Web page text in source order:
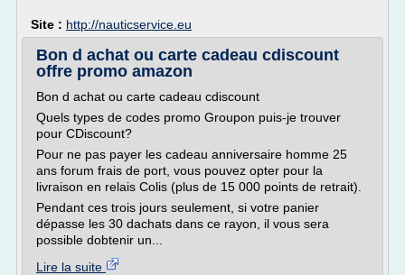
Site : http://nauticservice.eu
Bon d achat ou carte cadeau cdiscount
offre promo amazon
Bon d achat ou carte cadeau cdiscount
Quels types de codes promo Groupon puis-je trouver
pour CDiscount?
Pour ne pas payer les cadeau anniversaire homme 25
ans forum frais de port, vous pouvez opter pour la
livraison en relais Colis (plus de 15 000 points de retrait).
Pendant ces trois jours seulement, si votre panier
dépasse les 30 dachats dans ce rayon, il vous sera
possible dobtenir un...
Lire la suite